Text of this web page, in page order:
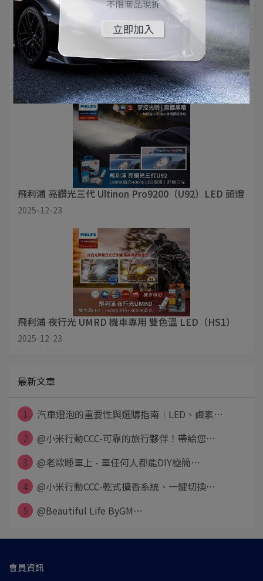
文章分類
最新商品
飛利浦 亮鑽光三代 Ultinon Pro9200（U92）LED 頭燈
2025-12-23
飛利浦 夜行光 UMRD 機車專用 雙色溫 LED（HS1）
2025-12-23
最新文章
1
汽車燈泡的重要性與選購指南｜LED、鹵素⋯
2
@小米行動CCC-可靠的旅行夥伴！帶給您⋯
3
@老歐睡車上 - 車任何人都能DIY極簡⋯
4
@小米行動CCC-乾式擴香系統、一鍵切換⋯
5
@Beautiful Life ByGM⋯
會員資訊